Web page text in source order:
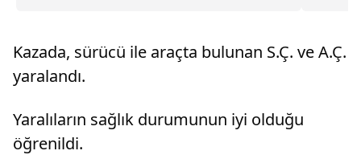
çalıştaya, TGGF B...
Kazada, sürücü ile araçta bulunan S.Ç. ve A.Ç.
yaralandı.
Yaralıların sağlık durumunun iyi olduğu
öğrenildi.